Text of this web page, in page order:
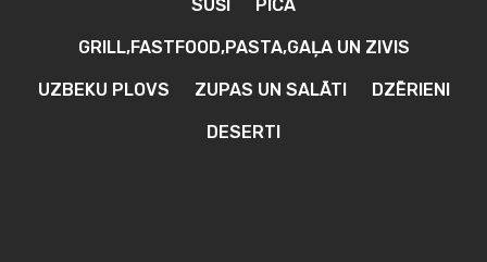
SUŠI PICA
GRILL,FASTFOOD,PASTA,GAĻA UN ZIVIS
UZBEKU PLOVS ZUPAS UN SALĀTI DZĒRIENI
DESERTI